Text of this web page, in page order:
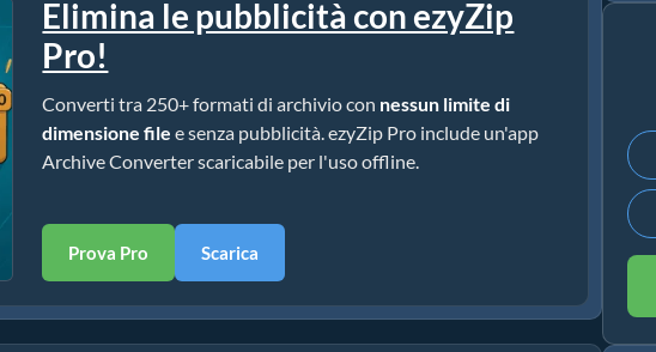
Elimina le pubblicità con ezyZip
Pro!
Converti tra 250+ formati di archivio con nessun limite di
dimensione file e senza pubblicità. ezyZip Pro include un'app
Archive Converter scaricabile per l'uso offline.
Prova Pro Scarica